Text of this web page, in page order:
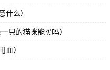
什么）
只的猫咪能买吗）
血）